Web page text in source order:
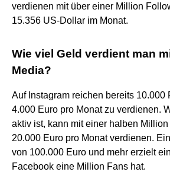
verdienen mit über einer Million
15.356 US-Dollar im Monat.
Wie viel Geld verdient man
Media?
Auf Instagram reichen bereits 10.000
4.000 Euro pro Monat zu verdienen.
aktiv ist, kann mit einer halben
20.000 Euro pro Monat verdienen.
von 100.000 Euro und mehr erzielt
Facebook eine Million Fans hat.